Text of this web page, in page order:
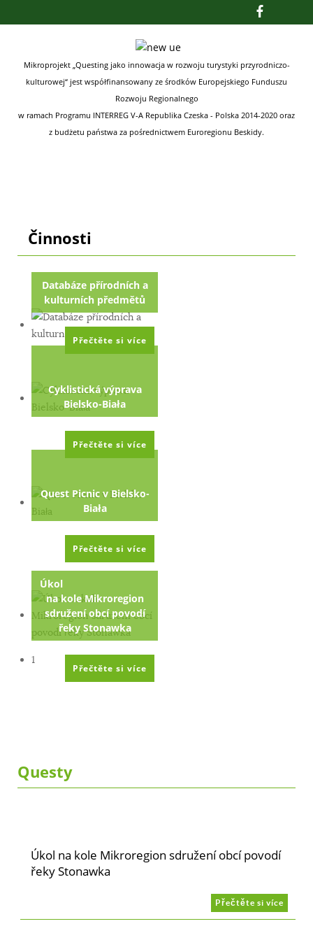
Mikroprojekt „Questing jako innowacja w rozwoju turystyki przyrodniczo-
kulturowej“ jest współfinansowany ze środków Europejskiego Funduszu
Rozwoju Regionalnego
w ramach Programu INTERREG V-A Republika Czeska - Polska 2014-2020 oraz
z budżetu państwa za pośrednictwem Euroregionu Beskidy.
Činnosti
Databáze přírodních a
kulturních předmětů
Přečtěte si více
Cyklistická výprava
Bielsko-Biała
Přečtěte si více
Quest Picnic v Bielsko-
Biała
Přečtěte si více
Úkol
na kole Mikroregion
sdružení obcí povodí
řeky Stonawka
Přečtěte si více
1
Questy
Úkol na kole Mikroregion sdružení obcí povodí
řeky Stonawka
Přečtěte si více